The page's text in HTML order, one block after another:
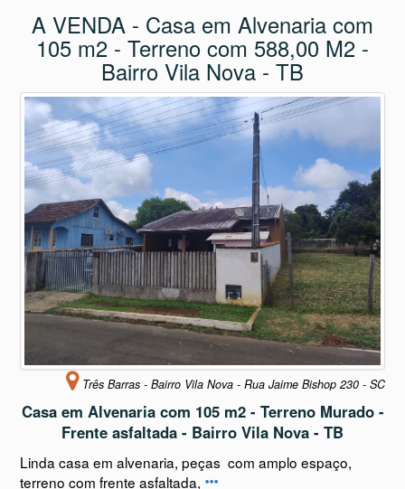
Três Barras - Bairro Vila Nova - Rua Jaime Bishop 230 - SC
Casa em Alvenaria com 105 m2 - Terreno Murado -
Frente asfaltada - Bairro Vila Nova - TB
Linda casa em alvenaria, peças com amplo espaço,
terreno com frente asfaltada,
Disponível paraComprar
R$420.000,00